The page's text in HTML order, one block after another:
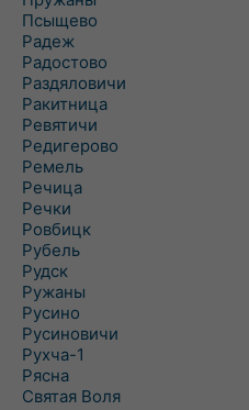
Псыщево
Радеж
Радостово
Раздяловичи
Ракитница
Ревятичи
Редигерово
Ремель
Речица
Речки
Ровбицк
Рубель
Рудск
Ружаны
Русино
Русиновичи
Рухча-1
Рясна
Святая Воля